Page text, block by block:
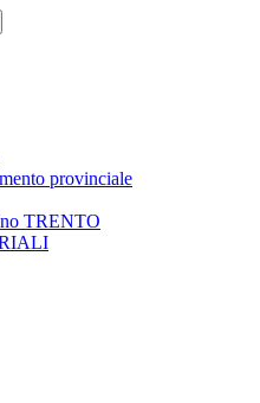
provinciale
TRENTO